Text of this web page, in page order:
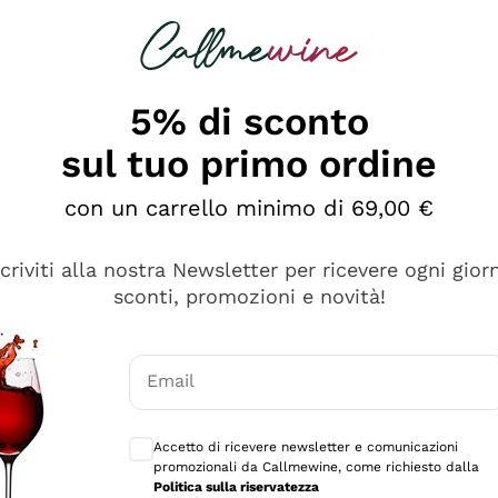
è male ma secondo me ci sono alternative che
5% di sconto
sul tuo primo ordine
con un carrello minimo di 69,00 €
alla nostra Newsletter per ricevere ogni
sconti, promozioni e novità!
Email
Accetto di ricevere newsletter e comunicazioni
promozionali da Callmewine, come richiesto dalla
Politica sulla riservatezza